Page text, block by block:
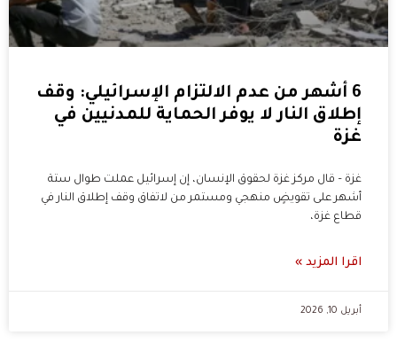
6 أشهر من عدم الالتزام الإسرائيلي: وقف
إطلاق النار لا يوفر الحماية للمدنيين في
غزة
غزة – قال مركز غزة لحقوق الإنسان، إن إسرائيل عملت طوال ستة
أشهر على تقويضٍ منهجي ومستمر من لاتفاق وقف إطلاق النار في
قطاع غزة،
اقرا المزيد »
أبريل 10, 2026